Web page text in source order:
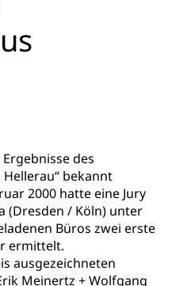
des
bekannt
2000 hatte eine Jury
(Dresden / Köln) unter
Büros zwei erste
ermittelt.
ausgezeichneten
Meinertz + Wolfgang